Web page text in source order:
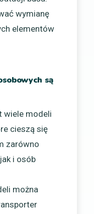
wymianę
elementów
są
wiele modeli
cieszą się
zarówno
i osób
można